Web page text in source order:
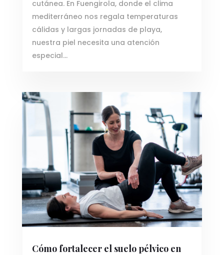
cutánea. En Fuengirola, donde el clima
mediterráneo nos regala temperaturas
cálidas y largas jornadas de playa,
nuestra piel necesita una atención
especial...
Cómo fortalecer el suelo pélvico en